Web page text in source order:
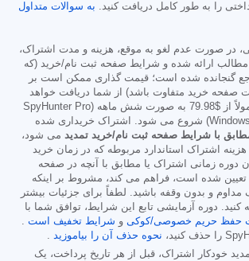
را به طور کامل دریافت کنید. به سوالات متداول
در صورت عدم لغو به موقع، هزینه و مدت اشتراک،
ارائه شده و شرایط صفحه ثبت نام/خرید (که
گنجانده شده است؛ قیمت گذاری ممکن است بر
صفحه خرید متفاوت باشد) از شما دریافت خواهد
از $79.98
به صورت شش ماهه (SpyHunter Pro
Windows/SpyHunter for Mac) شروع می شود. اشتراک خریداری شده
با شرایط صفحه ثبت نام/خرید تمدید می شود،
هزینه اشتراک استاندارد مربوطه که در زمان خرید
دوره زمانی اشتراک یا مطابق با آنچه در صفحه
تعیین شده است، فراهم می کند، مشروط بر اینکه
و بدون وقفه باشید. لطفاً برای جزئیات بیشتر
دوره آزمایشی تابع این شرایط، توافق شما با
حفظ حریم خصوصی/کوکی و شرایط تخفیف است .
نحوه حذف آن را بیاموزید .
خودکار اشتراک، قبل از هر تاریخ پرداخت، یک